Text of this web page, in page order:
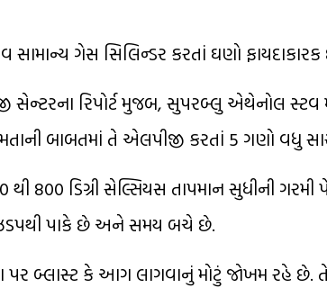
ગેસ સિલિન્ડર કરતાં ઘણો
રિપોર્ટ મુજબ, સુપરબ્લુ એથેનોલ સ્ટવ
બાબતમાં તે એલપીજી કરતાં 5 ગણો વધુ
800 ડિગ્રી સેલ્સિયસ તાપમાન સુધીની
ઝડપથી પાકે છે અને સમય બચે છે.
પર બ્લાસ્ટ કે આગ લાગવાનું મોટું જોખમ રહે છે.